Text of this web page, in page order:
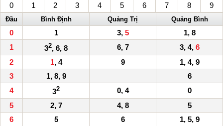
0 1 2 3 4 5 6 7 8 9
Đầu Bình Định Quảng Trị Quảng Bình
0 1 3, 5
1, 8
1
32, 6, 8 6, 7 3, 4, 6
2
1, 4 9
1, 4, 9
3
1, 8, 9
6
4
32 0, 4
0
5
2, 7 4, 8
5
6
5 6
1, 5, 9